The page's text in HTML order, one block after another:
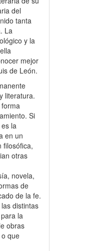
del
tanta
La
y la
mejor
de León.
literatura.
Si
la
en un
filosófica,
otras
novela,
de
de la fe.
distintas
la
obras
que